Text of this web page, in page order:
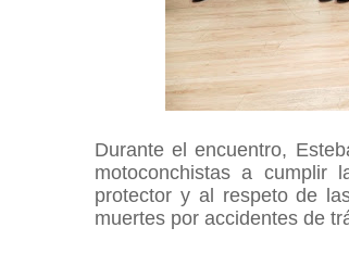
Durante el encuentro,
motoconchistas a cumplir
protector y al respeto de
muertes por accidentes de